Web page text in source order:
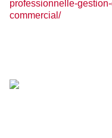
professionnelle-
commercial/